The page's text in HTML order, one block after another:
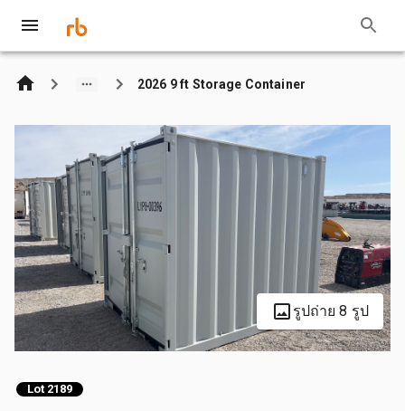
2026 9 ft Storage Container
รูปถ่าย 8 รูป
Lot 2189